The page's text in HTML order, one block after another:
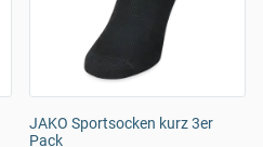
JAKO Sportsocken kurz 3er
Pack